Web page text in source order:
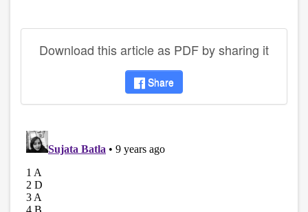
Download this article as PDF by sharing it
Share